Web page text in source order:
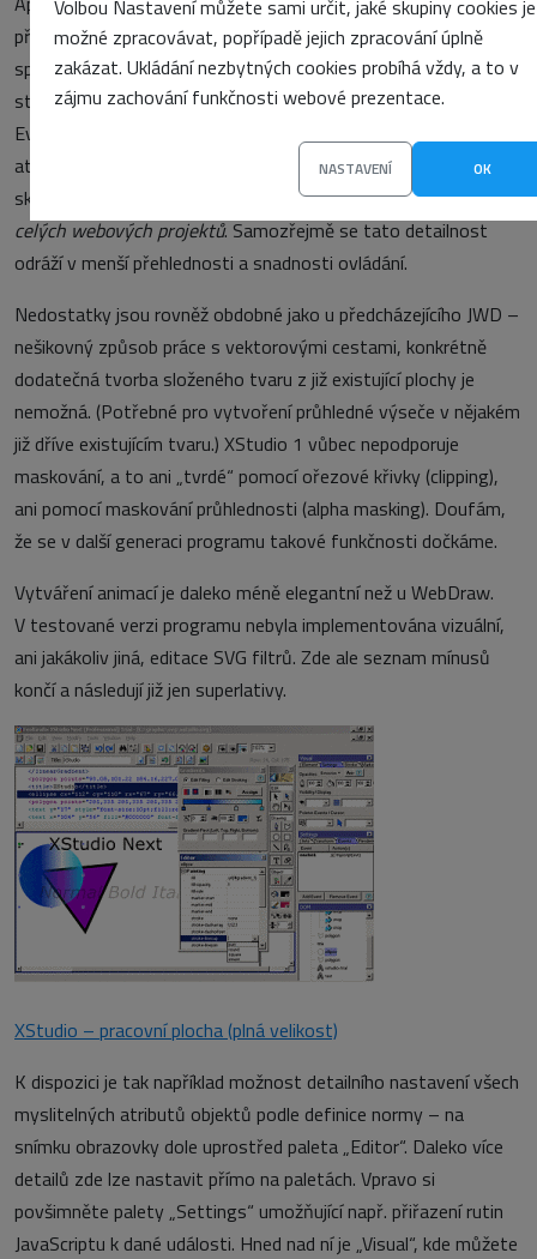
Volbou Nastavení můžete sami určit, jaké skupiny cookies je
možné zpracovávat, popřípadě jejich zpracování úplně
zakázat. Ukládání nezbytných cookies probíhá vždy, a to v
zájmu zachování funkčnosti webové prezentace.
NASTAVENÍ OK
předcházejícímu programu – animace, práce se všemi
specialitami SVG grafiky (průhlednost, práce s objektovým
stromem nebo zdrojovým kódem, atd.). Ovšem firma
EvolGrafix šla mnohem dále v detailnosti manipulace se všemi
atributy SVG, díky čemuž lze tento program doporučit
skutečným profesionálům – i tím, žemá integrovánu správu
celých webových projektů. Samozřejmě se tato detailnost
odráží v menší přehlednosti a snadnosti ovládání.
Nedostatky jsou rovněž obdobné jako u předcházejícího JWD –
nešikovný způsob práce s vektorovými cestami, konkrétně
dodatečná tvorba složeného tvaru z již existující plochy je
nemožná. (Potřebné pro vytvoření průhledné výseče v nějakém
již dříve existujícím tvaru.) XStudio 1 vůbec nepodporuje
maskování, a to ani „tvrdé“ pomocí ořezové křivky (clipping),
ani pomocí maskování průhlednosti (alpha masking). Doufám,
že se v další generaci programu takové funkčnosti dočkáme.
Vytváření animací je daleko méně elegantní než u WebDraw.
V testované verzi programu nebyla implementována vizuální,
ani jakákoliv jiná, editace SVG filtrů. Zde ale seznam mínusů
končí a následují již jen superlativy.
XStudio – pracovní plocha (plná velikost)
K dispozici je tak například možnost detailního nastavení všech
myslitelných atributů objektů podle definice normy – na
snímku obrazovky dole uprostřed paleta „Editor“. Daleko více
detailů zde lze nastavit přímo na paletách. Vpravo si
povšimněte palety „Settings“ umožňující např. přiřazení rutin
JavaScriptu k dané události. Hned nad ní je „Visual“, kde můžete